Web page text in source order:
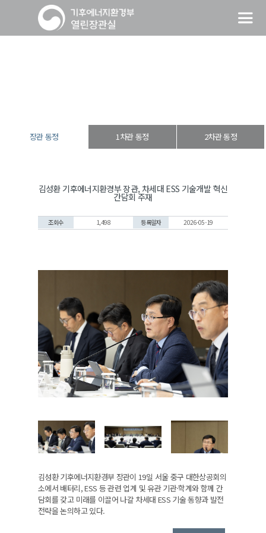
장관 동정 1차관 동정 2차관 동정
김성환 기후에너지환경부 장관, 차세대 ESS 기술개발 혁신
간담회 주재
조회수 1,498 등록일자 2026-05-19
김성환 기후에너지환경부 장관이 19일 서울 중구 대한상공회의
소에서 배터리, ESS 등 관련 업계 및 유관 기관·학계와 함께 간
담회를 갖고 미래를 이끌어 나갈 차세대 ESS 기술 동향과 발전
전략을 논의하고 있다.